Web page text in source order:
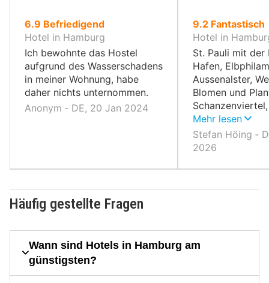
6.9 von
10,
Befriedigend
Hotel in Hamburg
Ich bewohnte das Hostel
aufgrund des Wasserschadens
in meiner Wohnung, habe
daher nichts unternommen.
Anonym ‐ DE, 20 Jan 2024
9.2 von
10,
Fantastisch
Hotel in
St. Pauli mit der
Hafen,
Aussenalster,
Blomen und
Eppendorf, Port
(zu unserer Zeit
Ozean),
Mehr lesen
Stefan Höing ‐
2026
Häufig gestellte Fragen
Wann sind Hotels in Hamburg am
günstigsten?